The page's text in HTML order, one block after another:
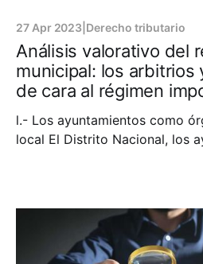
27 Apr 2023 Derecho tributario
Análisis valorativo del
municipal: los arbitrios
de cara al régimen
l.- Los ayuntamientos como
local El Distrito Nacional, los ayuntamientos
municipales y las juntas
disposiciones de los artículos
sistema político administrativo
les ha otorgado personería